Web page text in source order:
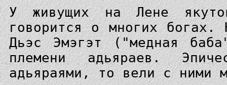
У живущих на Лене
говорится о многих богах.
Дьэс Эмэгэт ("медная
племени адьяраев.
адьяраями, то вели с ними